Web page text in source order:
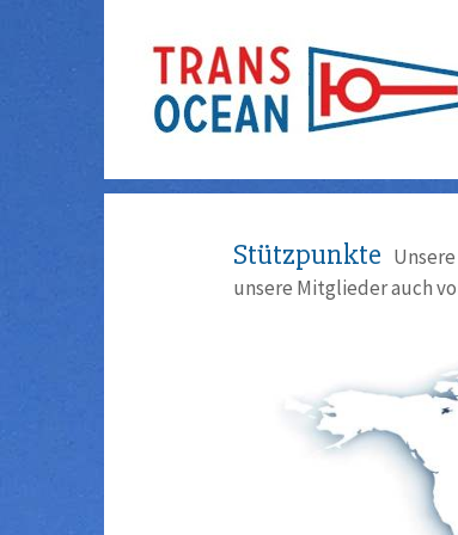
Stützpunkte
unsere Mitglieder auch